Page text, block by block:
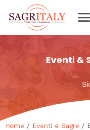
Eventi &
Home / Eventi e Sagre /